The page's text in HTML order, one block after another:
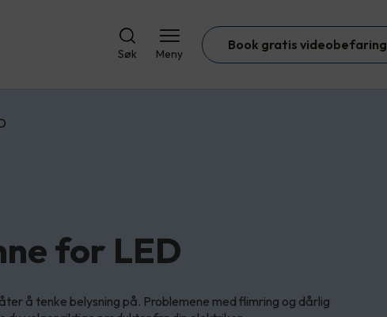
Søk Meny
Book gratis videobefaring
for LED
å tenke belysning på. Problemene med flimring og dårlig